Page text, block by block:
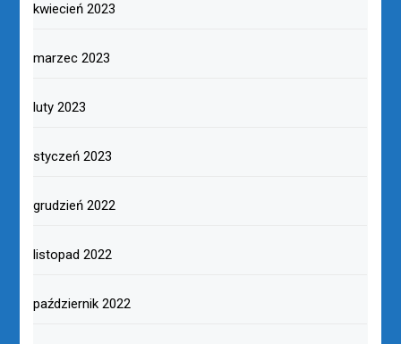
kwiecień 2023
marzec 2023
luty 2023
styczeń 2023
grudzień 2022
listopad 2022
październik 2022